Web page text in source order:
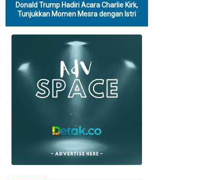
Donald Trump Hadiri Acara Charlie Kirk,
Tunjukkan Momen Mesra dengan Istri